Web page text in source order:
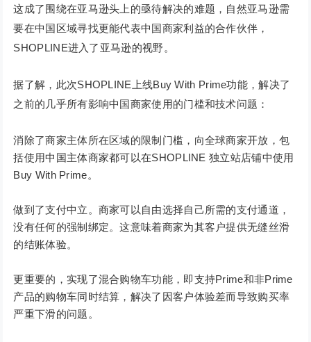
这成了围绕在亚马逊头上的亟待解决的难题，自然亚马逊需
要在中国区域寻找更能代表中国商家利益的合作伙伴，
SHOPLINE进入了亚马逊的视野。
据了解，此次SHOPLINE上线Buy With Prime功能，解决了
之前的几乎所有影响中国商家使用的门槛和技术问题：
消除了商家主体所在区域的限制门槛，向全球商家开放，包
括使用中国主体商家都可以在SHOPLINE 独立站店铺中使用
Buy With Prime。
做到了支付中立。商家可以自由选择自己所需的支付通道，
没有任何的强制绑定。这意味着商家为其客户提供无缝丝滑
的结账体验。
更重要的，实现了混合购物车功能，即支持Prime和非Prime
产品的购物车同时结算，解决了因客户体验差而导致购买率
严重下滑的问题。